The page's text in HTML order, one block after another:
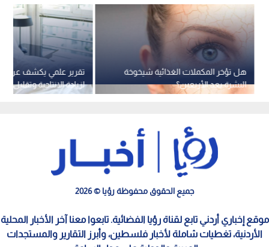
لزيادة الانتاجية وتقليل
هل تؤخر المكملات الغذائية شيخوخة
البشرة بعد الأربعين؟
جميع الحقوق محفوظة رؤيا © 2026
موقع إخباري أردني تابع لقناة رؤيا الفضائية. تابعوا معنا آخر الأخبار المحلية
الأردنية، تغطيات شاملة لأخبار فلسطين، وأبرز التقارير والمستجدات